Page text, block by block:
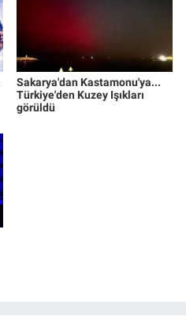
Sakarya'dan Kastamonu'ya...
Türkiye'den Kuzey Işıkları
görüldü